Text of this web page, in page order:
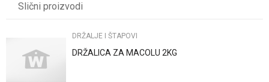
Slični proizvodi
DRŽALJE I ŠTAPOVI
DRŽALICA ZA MACOLU 2KG